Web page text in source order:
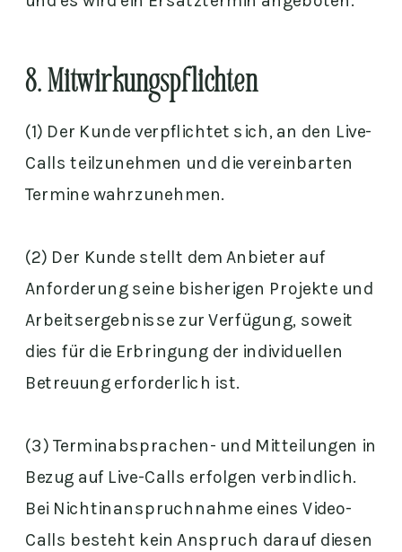
(1) Der Kunde verpflichtet sich, an den Live-
Calls teilzunehmen und die vereinbarten
Termine wahrzunehmen.
(2) Der Kunde stellt dem Anbieter auf
Anforderung seine bisherigen Projekte und
Arbeitsergebnisse zur Verfügung, soweit
dies für die Erbringung der individuellen
Betreuung erforderlich ist.
(3) Terminabsprachen- und Mitteilungen in
Bezug auf Live-Calls erfolgen verbindlich.
Bei Nichtinanspruchnahme eines Video-
Calls besteht kein Anspruch darauf diesen
8. Mitwirkungspflichten